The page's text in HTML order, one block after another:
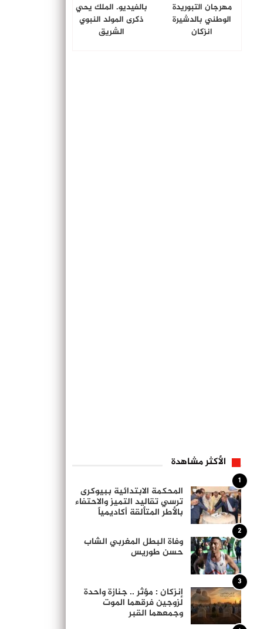
مهرجان التبوريدة
الوطني بالدشيرة
انزكان
بالفيديو. الملك يحي
ذكرى المولد النبوي
الشريق
الأكثر مشاهدة
1
المحكمة الابتدائية ببيوكرى
ترسي تقاليد التميز والاحتفاء
بالأطر المتألقة أكاديمياً
2
وفاة البطل المغربي الشاب
حسن طوريس
3
إنزكان : مؤثر .. جنازة واحدة
لزوجين فرقهما الموت
وجمعهما القبر